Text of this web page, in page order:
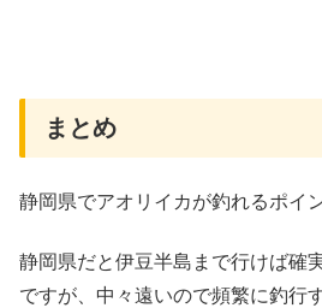
まとめ
静岡県でアオリイカが釣れるポイ
静岡県だと伊豆半島まで行けば確
ですが、中々遠いので頻繁に釣行